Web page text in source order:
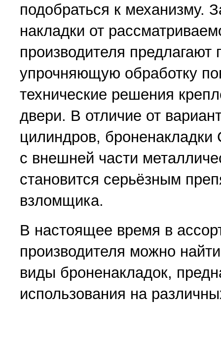
подобраться к механизму.
накладки от
производителя предлагают
упрочняющую обработку
технические решения
двери. В отличие от
цилиндров,
с внешней части
становится серьёзным
взломщика.
В настоящее время в
производителя можно
виды броненакладок,
использования на